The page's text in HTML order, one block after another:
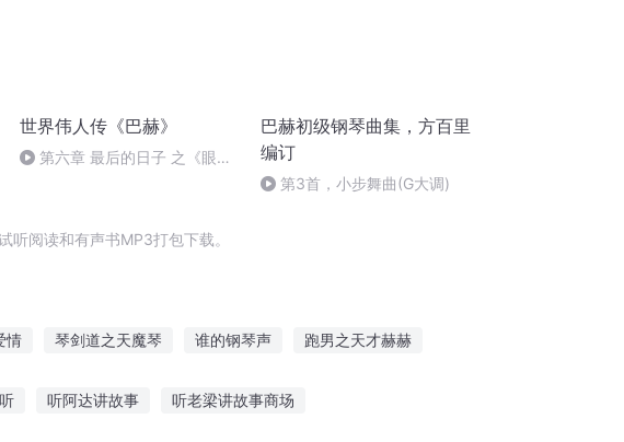
世界伟人传《巴赫》
第六章 最后的日子 之《眼科
巴赫初级钢琴曲集，方百里
编订
第3首，小步舞曲(G大调)
阅读和有声书MP3打包下载。
情 琴剑道之天魔琴 谁的钢琴声 跑男之天才赫赫
听阿达讲故事 听老梁讲故事商场